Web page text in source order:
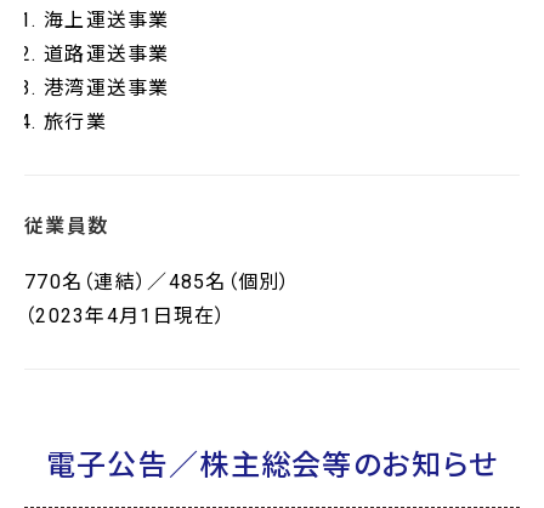
海上運送事業
道路運送事業
港湾運送事業
旅行業
従業員数
770名（連結）／485名（個別）
（2023年4月1日現在）
電子公告／株主総会等のお知らせ